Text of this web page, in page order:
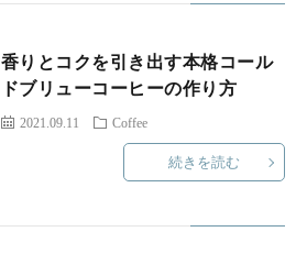
香りとコクを引き出す本格コール
ドブリューコーヒーの作り方
2021.09.11 Coffee
続きを読む